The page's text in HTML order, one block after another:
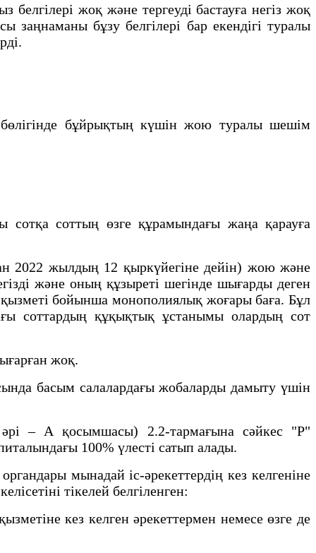
белгілері жоқ және тергеуді бастауға негіз жоқ
заңнаманы бұзу белгілері бар екендігі туралы
бұйрықтың күшін жою туралы шешім
сотқа соттың өзге құрамындағы жаңа қарауға
2022 жылдың 12 қыркүйегіне дейін) жою және
және оның құзыреті шегінде шығарды деген
қызметі бойынша монополиялық жоғары баға. Бұл
соттардың құқықтық ұстанымы олардың сот
жоқ.
басым салалардағы жобаларды дамыту үшін
әрі – А қосымшасы) 2.2-тармағына сәйкес "Р"
100% үлесті сатып алады.
мынадай іс-әрекеттердің кез келгеніне
тікелей белгіленген:
кез келген әрекеттермен немесе өзге де